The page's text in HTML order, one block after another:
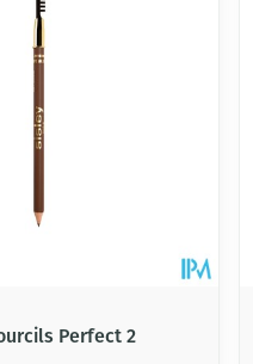
Perfect 2